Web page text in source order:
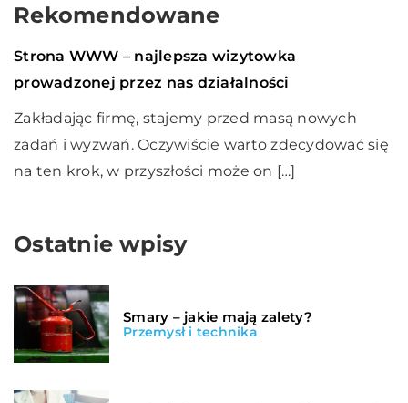
Rekomendowane
07 sierpnia 2020
Finanse i rynek
Strona WWW – najlepsza wizytowka
prowadzonej przez nas działalności
Zakładając firmę, stajemy przed masą nowych
zadań i wyzwań. Oczywiście warto zdecydować się
na ten krok, w przyszłości może on […]
Ostatnie wpisy
Smary – jakie mają zalety?
Przemysł i technika